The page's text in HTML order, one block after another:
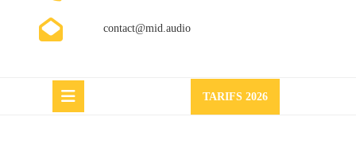
contact@mid.audio
TARIFS 2026Request
a